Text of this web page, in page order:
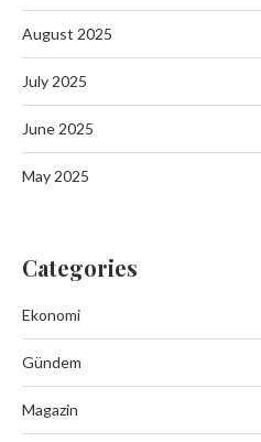
August 2025
July 2025
June 2025
May 2025
Categories
Ekonomi
Gündem
Magazin